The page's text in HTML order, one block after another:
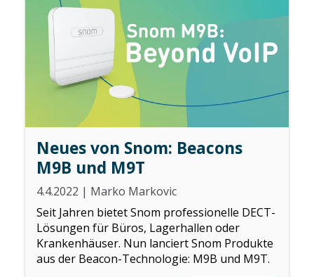
Neues von Snom: Beacons
M9B und M9T
4.4.2022 | Marko Markovic
Seit Jahren bietet Snom professionelle DECT-
Lösungen für Büros, Lagerhallen oder
Krankenhäuser. Nun lanciert Snom Produkte
aus der Beacon-Technologie: M9B und M9T.